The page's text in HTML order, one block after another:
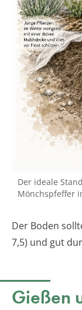
Der ideale
Mönchspfeffer
Der Boden
7,5) und gut
Gießen